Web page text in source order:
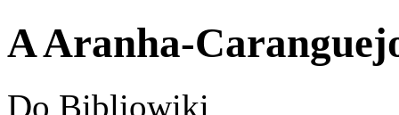
A Aranha-
Do Bibliowiki